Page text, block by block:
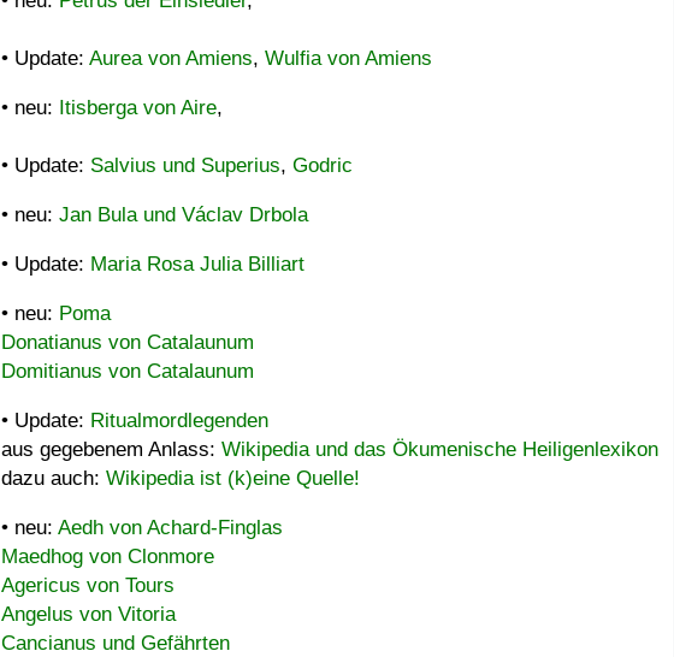
• Update: Aurea von Amiens, Wulfia von Amiens
• neu: Itisberga von Aire,
• Update: Salvius und Superius, Godric
• neu: Jan Bula und Václav Drbola
• Update: Maria Rosa Julia Billiart
• neu: Poma
Donatianus von Catalaunum
Domitianus von Catalaunum
• Update: Ritualmordlegenden
aus gegebenem Anlass: Wikipedia und das Ökumenische Heiligenlexikon
dazu auch: Wikipedia ist (k)eine Quelle!
• neu: Aedh von Achard-Finglas
Maedhog von Clonmore
Agericus von Tours
Angelus von Vitoria
Cancianus und Gefährten